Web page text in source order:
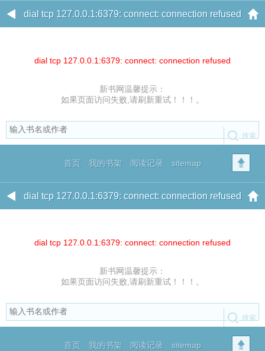
dial tcp 127.0.0.1:6379: connect: connection refused
dial tcp 127.0.0.1:6379: connect: connection refused
新书网温馨提示：
如果页面访问失败,请刷新重试！！！。
首页 我的书架 阅读记录 sitemap
dial tcp 127.0.0.1:6379: connect: connection refused
dial tcp 127.0.0.1:6379: connect: connection refused
新书网温馨提示：
如果页面访问失败,请刷新重试！！！。
首页 我的书架 阅读记录 sitemap